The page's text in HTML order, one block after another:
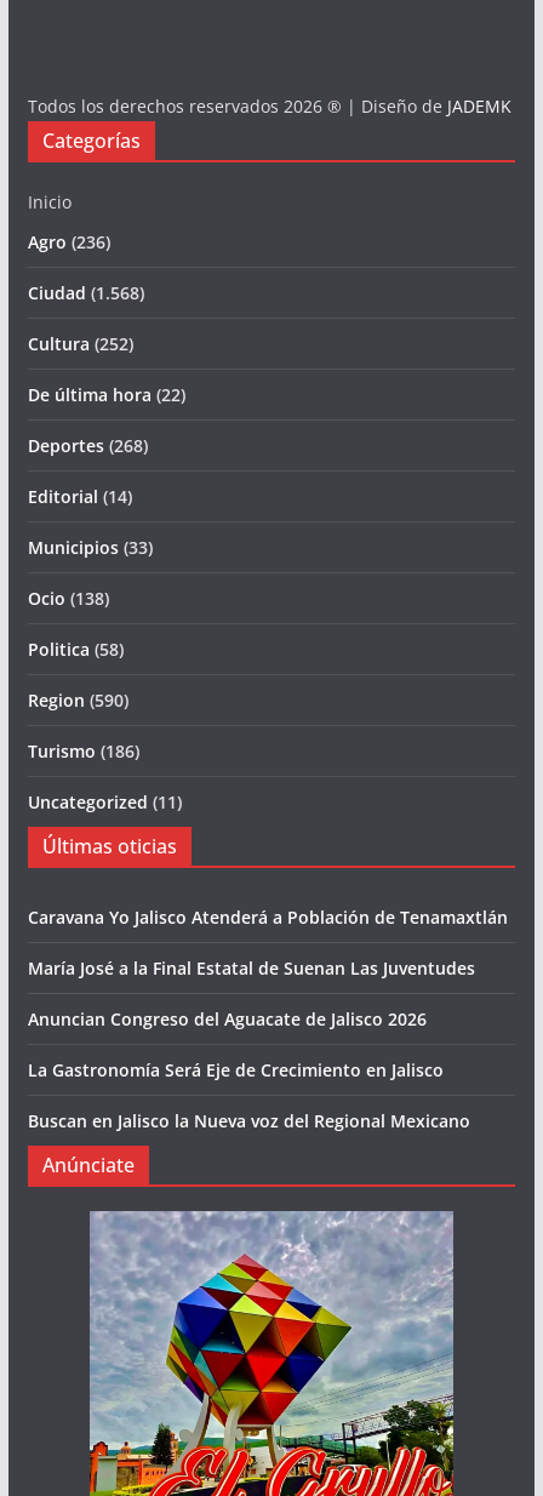
Todos los derechos reservados 2026 ® | Diseño de JADEMK
Categorías
Inicio
Agro (236)
Ciudad (1.568)
Cultura (252)
De última hora (22)
Deportes(268)
Editorial (14)
Municipios(33)
Ocio (138)
Politica (58)
Region (590)
Turismo (186)
Uncategorized (11)
Últimas oticias
Caravana Yo Jalisco Atenderá a Población de Tenamaxtlán
María José a la Final Estatal de Suenan Las Juventudes
Anuncian Congreso del Aguacate de Jalisco 2026
La Gastronomía Será Eje de Crecimiento en Jalisco
Buscan en Jalisco la Nueva voz del Regional Mexicano
Anúnciate